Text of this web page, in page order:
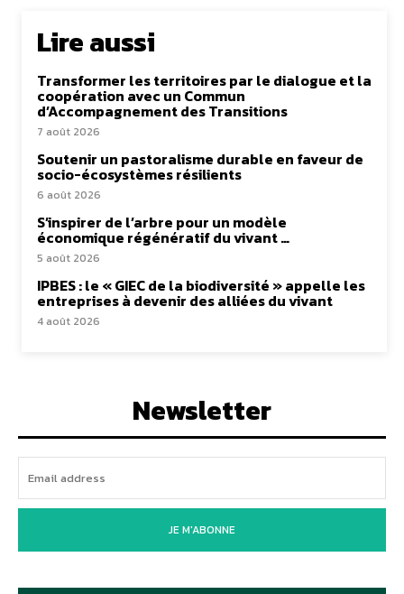
Lire aussi
Transformer les territoires par le dialogue et la
coopération avec un Commun
d’Accompagnement des Transitions
7 août 2026
Soutenir un pastoralisme durable en faveur de
socio-écosystèmes résilients
6 août 2026
S’inspirer de l’arbre pour un modèle
économique régénératif du vivant …
5 août 2026
IPBES : le « GIEC de la biodiversité » appelle les
entreprises à devenir des alliées du vivant
4 août 2026
Newsletter
JE M'ABONNE